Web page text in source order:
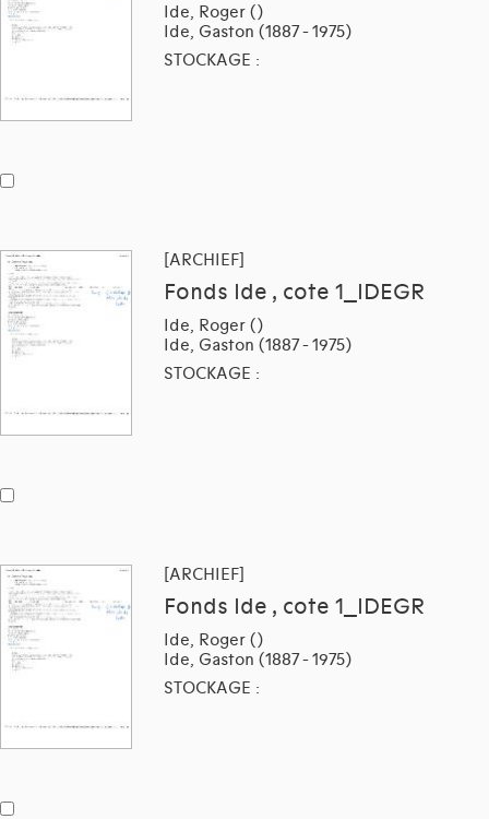
Ide, Roger ()
Ide, Gaston (1887 - 1975)
STOCKAGE :
[ARCHIEF]
Fonds Ide , cote 1_IDEGR
Ide, Roger ()
Ide, Gaston (1887 - 1975)
STOCKAGE :
[ARCHIEF]
Fonds Ide , cote 1_IDEGR
Ide, Roger ()
Ide, Gaston (1887 - 1975)
STOCKAGE :